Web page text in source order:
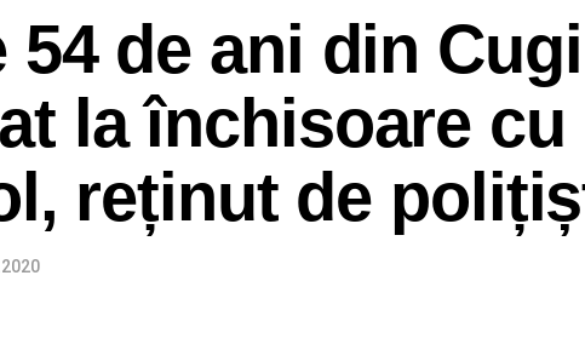
54 de ani din
la închisoare cu
reținut de